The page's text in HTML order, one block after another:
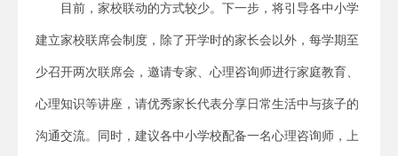
目前，家校联动的方式较少。下一步，将引导各中小学
建立家校联席会制度，除了开学时的家长会以外，每学期至
少召开两次联席会，邀请专家、心理咨询师进行家庭教育、
心理知识等讲座，请优秀家长代表分享日常生活中与孩子的
沟通交流。同时，建议各中小学校配备一名心理咨询师，上